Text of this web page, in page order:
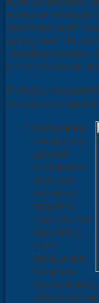
Если размолвка
человек
оригинальной и
прощение. Но
«перформансы»,
А чтобы
Например,
попросите
друзей
отправить
ему смс,
которые
гласят о
том, что вы
просите у
него
прощение,
безумно